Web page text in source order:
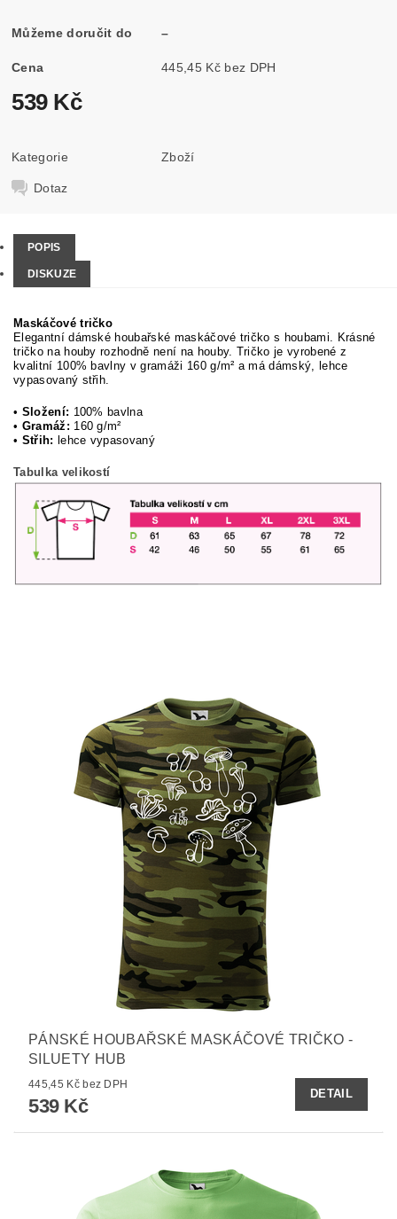
Můžeme doručit do –
Cena 445,45 Kč bez DPH
539 Kč
Kategorie Zboží
Dotaz
POPIS
DISKUZE
Maskáčové tričko
Elegantní dámské houbařské maskáčové tričko s houbami. Krásné
tričko na houby rozhodně není na houby. Tričko je vyrobené z
kvalitní 100% bavlny v gramáži 160 g/m² a má dámský, lehce
vypasovaný střih.
• Složení: 100% bavlna
• Gramáž: 160 g/m²
• Střih: lehce vypasovaný
Tabulka velikostí
PÁNSKÉ HOUBAŘSKÉ MASKÁČOVÉ TRIČKO -
SILUETY HUB
445,45 Kč bez DPH
539 Kč
DETAIL